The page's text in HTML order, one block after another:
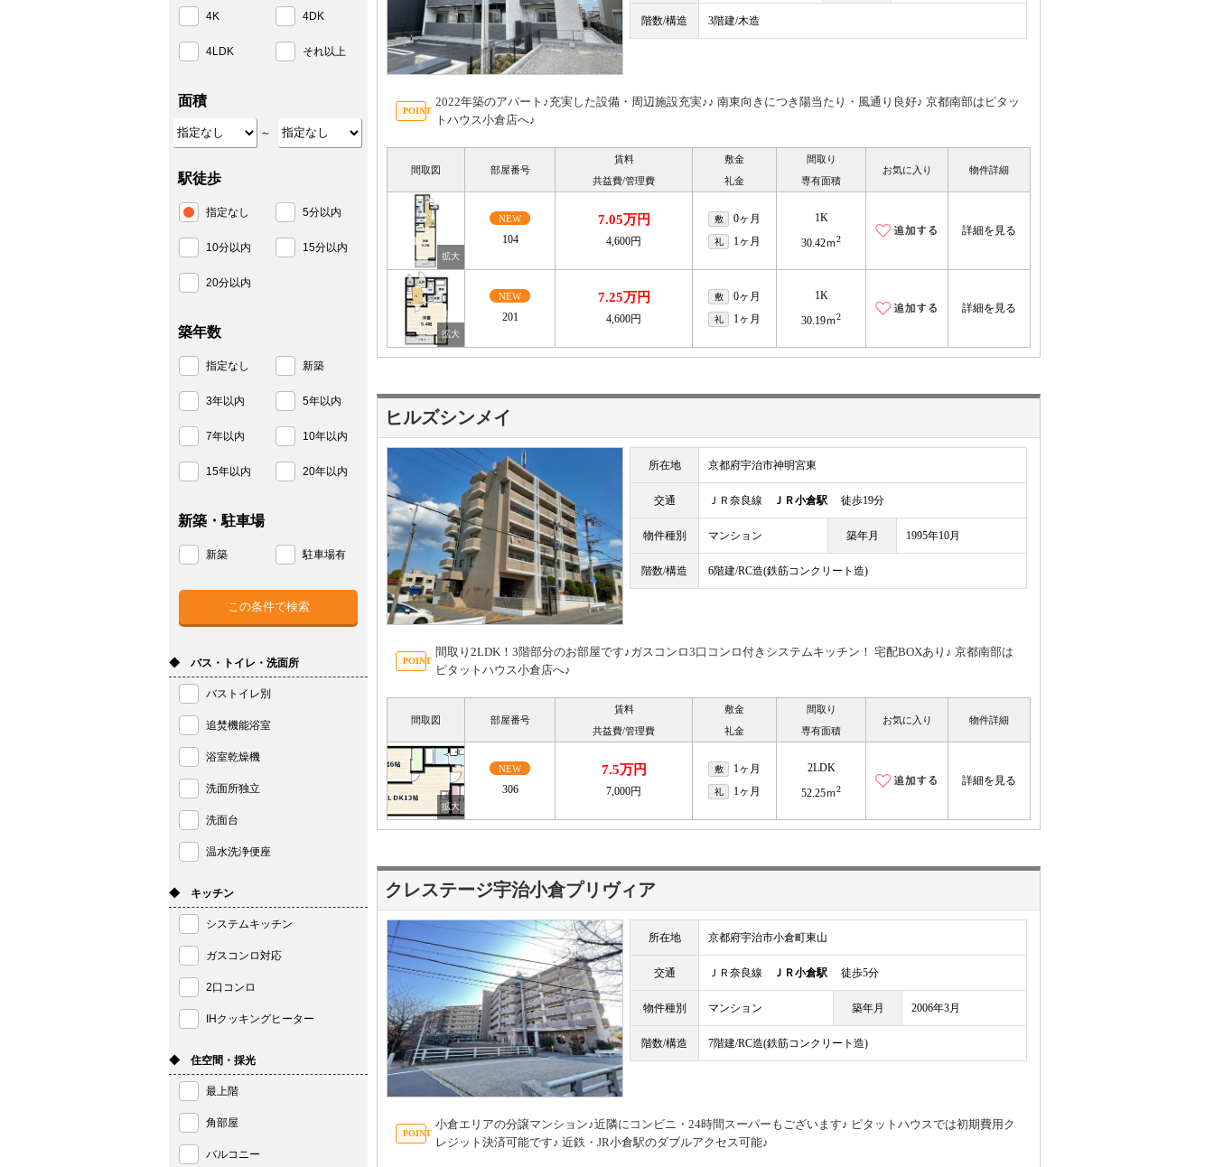
階数/構造 3階建/木造
2022年築のアパート♪充実した設備・周辺施設充実♪♪ 南東向きにつき陽当たり・風通り良好♪ 京都南部はピタッ
トハウス小倉店へ♪
間取図 部屋番号
賃料
共益費/管理費
敷金
礼金
間取り
専有面積
お気に入り 物件詳細
NEW
104
7.05万円
4,600円
敷 0ヶ月
礼 1ヶ月
1K
30.42ｍ2
詳細を見る
NEW
201
7.25万円
4,600円
敷 0ヶ月
礼 1ヶ月
1K
30.19ｍ2
詳細を見る
ヒルズシンメイ
所在地 京都府宇治市神明宮東
交通 ＪＲ奈良線 ＪＲ小倉駅 徒歩19分
物件種別 マンション 築年月 1995年10月
階数/構造 6階建/RC造(鉄筋コンクリート造)
間取り2LDK！3階部分のお部屋です♪ガスコンロ3口コンロ付きシステムキッチン！ 宅配BOXあり♪ 京都南部は
ピタットハウス小倉店へ♪
間取図 部屋番号
賃料
共益費/管理費
敷金
礼金
間取り
専有面積
お気に入り 物件詳細
NEW
306
7.5万円
7,000円
敷 1ヶ月
礼 1ヶ月
2LDK
52.25ｍ2
詳細を見る
クレステージ宇治小倉プリヴィア
所在地 京都府宇治市小倉町東山
交通 ＪＲ奈良線 ＪＲ小倉駅 徒歩5分
物件種別 マンション 築年月 2006年3月
階数/構造 7階建/RC造(鉄筋コンクリート造)
小倉エリアの分譲マンション♪近隣にコンビニ・24時間スーパーもございます♪ ピタットハウスでは初期費用ク
レジット決済可能です♪ 近鉄・JR小倉駅のダブルアクセス可能♪
4K 4DK
4LDK それ以上
面積
～
駅徒歩
指定なし 5分以内
10分以内 15分以内
20分以内
築年数
指定なし 新築
3年以内 5年以内
7年以内 10年以内
15年以内 20年以内
新築・駐車場
新築 駐車場有
◆ バス・トイレ・洗面所
バストイレ別
追焚機能浴室
浴室乾燥機
洗面所独立
洗面台
温水洗浄便座
◆ キッチン
システムキッチン
ガスコンロ対応
2口コンロ
IHクッキングヒーター
◆ 住空間・採光
最上階
角部屋
バルコニー